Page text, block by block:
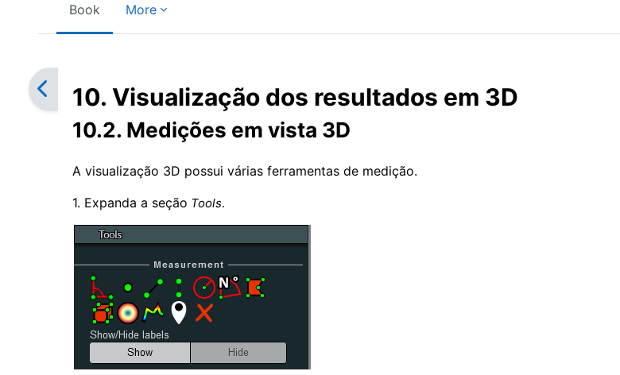
Book More
10. Visualização dos resultados em 3D
10.2. Medições em vista 3D
A visualização 3D possui várias ferramentas de medição.
1. Expanda a seção Tools.